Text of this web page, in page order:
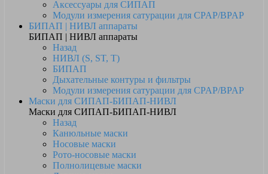
Аксессуары для СИПАП
Модули измерения сатурации для CPAP/BPAP
БИПАП | НИВЛ аппараты
БИПАП | НИВЛ аппараты
Назад
НИВЛ (S, ST, T)
БИПАП
Дыхательные контуры и фильтры
Модули измерения сатурации для CPAP/BPAP
Маски для СИПАП-БИПАП-НИВЛ
Маски для СИПАП-БИПАП-НИВЛ
Назад
Канюльные маски
Носовые маски
Рото-носовые маски
Полнолицевые маски